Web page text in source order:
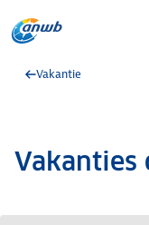
Vakantie
Vakanties